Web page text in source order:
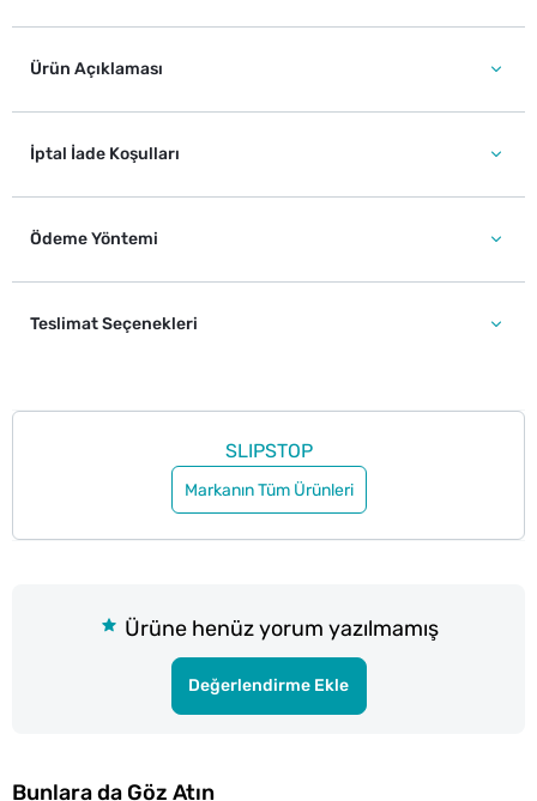
Ürün Açıklaması
İptal İade Koşulları
Ödeme Yöntemi
Teslimat Seçenekleri
SLIPSTOP
Markanın Tüm Ürünleri
Ürüne henüz yorum yazılmamış
Değerlendirme Ekle
Bunlara da Göz Atın